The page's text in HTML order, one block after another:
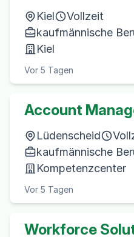
Kiel
Vollzeit
kaufmännische
Kiel
Vor 5 Tagen
Account
Lüdenscheid
kaufmännische
Kompetenzcenter
Vor 5 Tagen
Workforce